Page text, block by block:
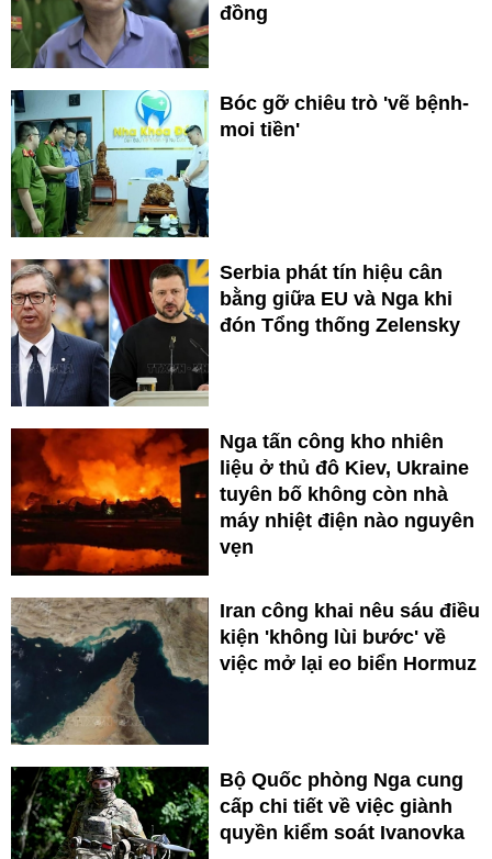
đồng
Bóc gỡ chiêu trò 'vẽ bệnh-
moi tiền'
Serbia phát tín hiệu cân
bằng giữa EU và Nga khi
đón Tổng thống Zelensky
Nga tấn công kho nhiên
liệu ở thủ đô Kiev, Ukraine
tuyên bố không còn nhà
máy nhiệt điện nào nguyên
vẹn
Iran công khai nêu sáu điều
kiện 'không lùi bước' về
việc mở lại eo biển Hormuz
Bộ Quốc phòng Nga cung
cấp chi tiết về việc giành
quyền kiểm soát Ivanovka